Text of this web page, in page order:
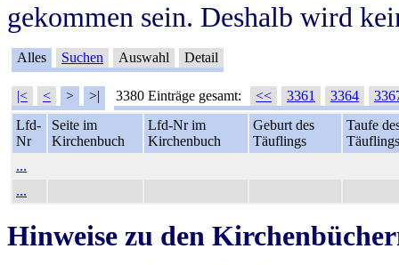
gekommen sein. Deshalb wird
Alles Suchen Auswahl Detail
|< < > >| 3380 Einträge gesamt: << 3361 3364
Lfd-
Nr
Seite im
Kirchenbuch
Lfd-Nr im
Kirchenbuch
Geburt des
Täuflings
Taufe
Täuflings
...
...
Hinweise zu den